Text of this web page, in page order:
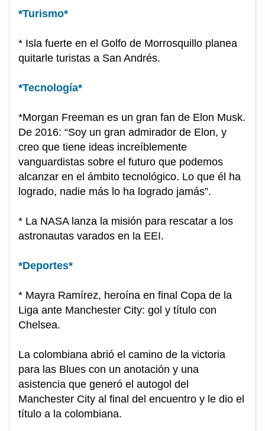
*Turismo*
* Isla fuerte en el Golfo de Morrosquillo planea
quitarle turistas a San Andrés.
*Tecnología*
*Morgan Freeman es un gran fan de Elon Musk.
De 2016: “Soy un gran admirador de Elon, y
creo que tiene ideas increíblemente
vanguardistas sobre el futuro que podemos
alcanzar en el ámbito tecnológico. Lo que él ha
logrado, nadie más lo ha logrado jamás”.
* La NASA lanza la misión para rescatar a los
astronautas varados en la EEI.
*Deportes*
* Mayra Ramírez, heroína en final Copa de la
Liga ante Manchester City: gol y título con
Chelsea.
La colombiana abrió el camino de la victoria
para las Blues con un anotación y una
asistencia que generó el autogol del
Manchester City al final del encuentro y le dio el
título a la colombiana.